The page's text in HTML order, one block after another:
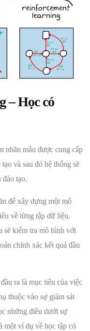
– Học có
nhãn mẫu được cung cấp
và sau đó hệ thống sẽ
đào tạo.
để xây dựng một mô
về từng tập dữ liệu.
sẽ kiểm tra mô hình với
chính xác kết quả đầu
ra là mục tiêu của việc
thuộc vào sự giám sát
những điều dưới sự
một ví dụ về học tập có